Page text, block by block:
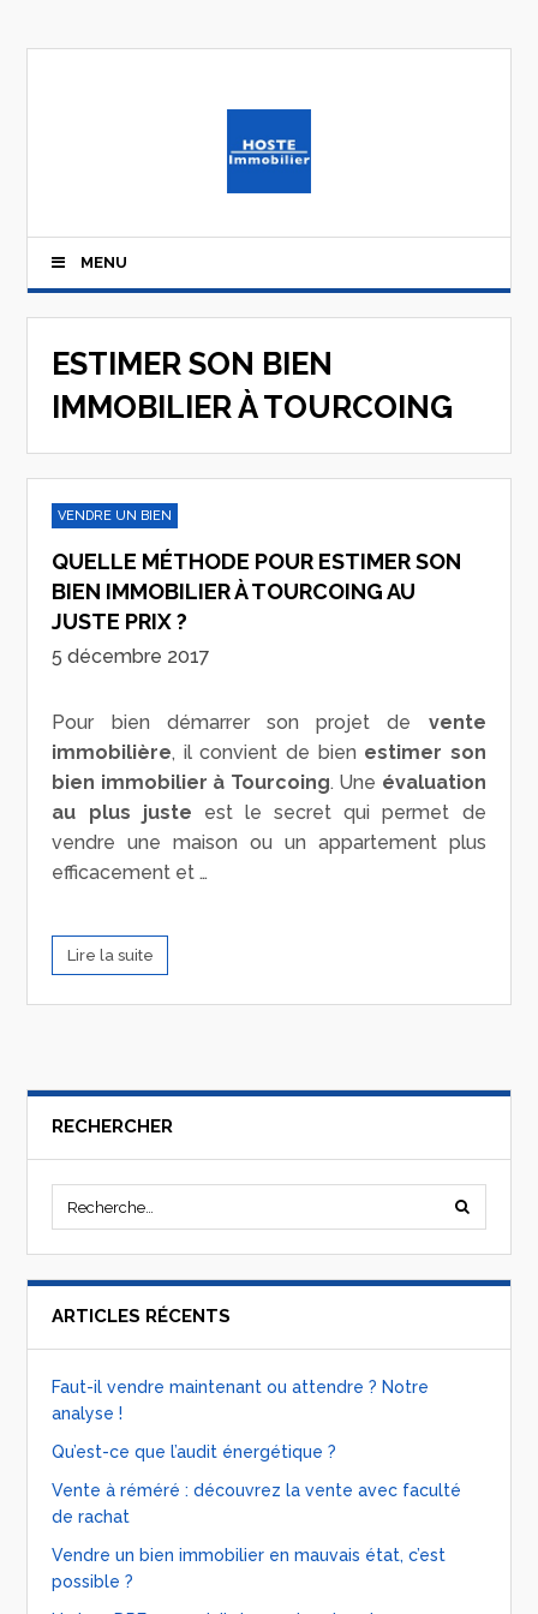
MENU
ESTIMER SON BIEN
IMMOBILIER À TOURCOING
VENDRE UN BIEN
QUELLE MÉTHODE POUR ESTIMER SON
BIEN IMMOBILIER À TOURCOING AU
JUSTE PRIX ?
5 décembre 2017
Pour bien démarrer son projet de vente
immobilière, il convient de bien estimer son
bien immobilier à Tourcoing. Une évaluation
au plus juste est le secret qui permet de
vendre une maison ou un appartement plus
efficacement et …
Lire la suite
RECHERCHER
ARTICLES RÉCENTS
Faut-il vendre maintenant ou attendre ? Notre
analyse !
Qu’est-ce que l’audit énergétique ?
Vente à réméré : découvrez la vente avec faculté
de rachat
Vendre un bien immobilier en mauvais état, c’est
possible ?